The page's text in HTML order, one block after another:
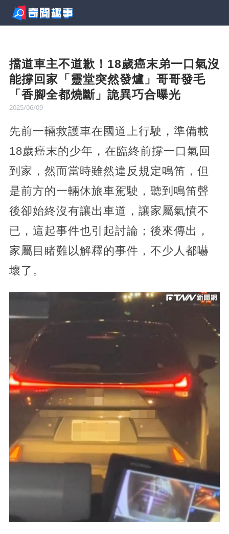
擋道車主不道歉！18歲癌末弟一口氣沒
能撐回家「靈堂突然發爐」哥哥發毛
「香腳全都燒斷」詭異巧合曝光
2025/06/09
先前一輛救護車在國道上行駛，準備載
18歲癌末的少年，在臨終前撐一口氣回
到家，然而當時雖然違反規定鳴笛，但
是前方的一輛休旅車駕駛，聽到鳴笛聲
後卻始終沒有讓出車道，讓家屬氣憤不
已，這起事件也引起討論；後來傳出，
家屬目睹難以解釋的事件，不少人都嚇
壞了。